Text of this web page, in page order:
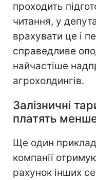
проходить
читання, у
врахувати це і
справедливе
найчастіше
агрохолдингів.
Залізничні
платять
Ще один приклад
компанії
рахунок інших